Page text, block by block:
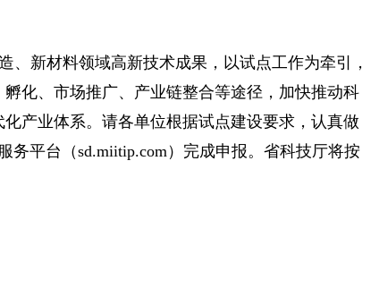
新材料领域高新技术成果，以试点工作为牵引，
化、市场推广、产业链整合等途径，加快推动科
产业体系。请各单位根据试点建设要求，认真做
务平台（sd.miitip.com）完成申报。省科技厅将按